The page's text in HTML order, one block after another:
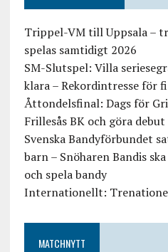
Trippel-VM till Uppsala –
spelas samtidigt 2026
SM-Slutspel: Villa
klara – Rekordintresse för
Åttondelsfinal: Dags för
Frillesås BK och göra
Svenska Bandyförbundet
barn – Snöharen Bandis
och spela bandy
Internationellt:
MATCHNYTT